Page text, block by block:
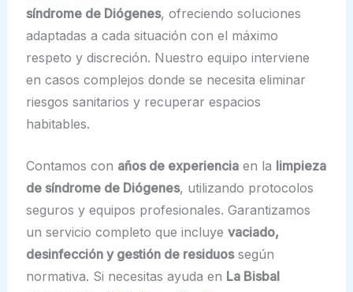
síndrome de Diógenes, ofreciendo soluciones
adaptadas a cada situación con el máximo
respeto y discreción. Nuestro equipo interviene
en casos complejos donde se necesita eliminar
riesgos sanitarios y recuperar espacios
habitables.
Contamos con años de experienciaen la limpieza
de síndrome de Diógenes, utilizando protocolos
seguros y equipos profesionales. Garantizamos
un servicio completo que incluye vaciado,
desinfección y gestión de residuossegún
normativa. Si necesitas ayuda en La Bisbal